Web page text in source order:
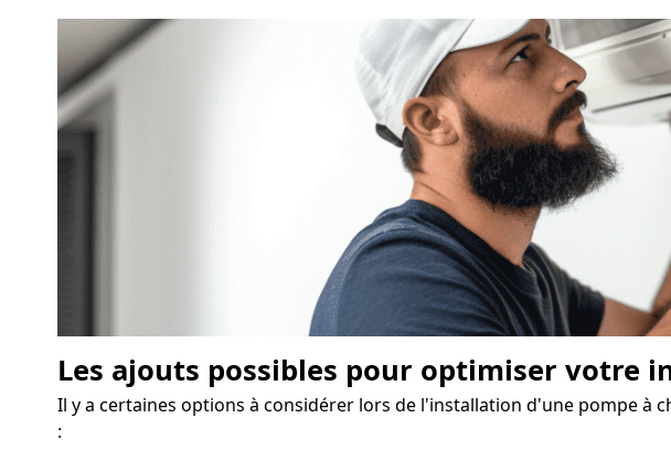
Les ajouts possibles pour optimiser votre
Il y a certaines options à considérer lors de l'installation d'une pompe
: